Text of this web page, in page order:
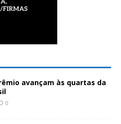
avançam às quartas da
0